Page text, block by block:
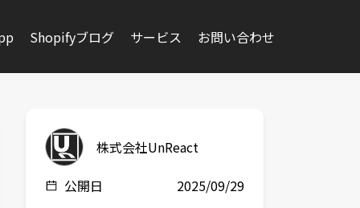
Shopifyブログ サービス お問い合わせ
株式会社UnReact
公開日
2025/09/29